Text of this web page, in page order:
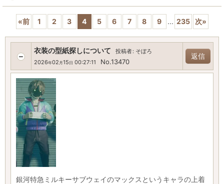
«前 1 2 3 4 5 6 7 8 9 ... 235 次»
衣装の型紙探しについて 投稿者: そぼろ
2026年02 月15 日 00:27:11 No.13470
返信
銀河特急ミルキーサブウェイのマックスというキャラの上着